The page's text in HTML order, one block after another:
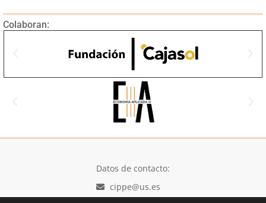
Colaboran:
Datos de contacto:
cippe@us.es